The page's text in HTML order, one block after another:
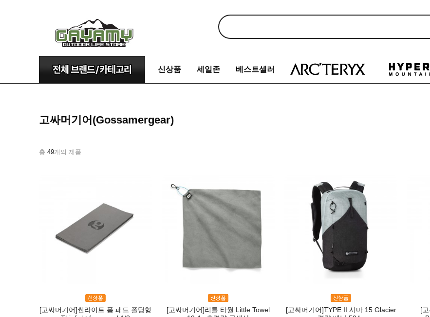
신상품 세일존 베스트셀러
고싸머기어(Gossamergear)
총 49개의 제품
[고싸머기어]씬라이트 폼 패드 폴딩형
[고싸머기어]리틀 타월 Little Towel
[고싸머기어]TYPE II 시마 15 Glacier
[